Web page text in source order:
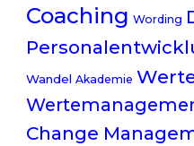
Coaching Wording
Wandel Akademie
Change